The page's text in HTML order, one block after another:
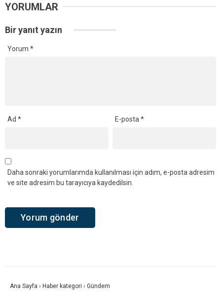
YORUMLAR
Bir yanıt yazın
Yorum *
Ad * E-posta*
Daha sonraki yorumlarımda kullanılması için adım, e-posta adresim
ve site adresim bu tarayıcıya kaydedilsin.
Ana Sayfa › Haber kategori › Gündem